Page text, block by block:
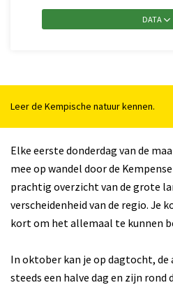
DATA
Leer de Kempische natuur kennen.
Elke eerste donderdag van de
mee op wandel door de
prachtig overzicht van de grote
verscheidenheid van de regio. Je
kort om het allemaal te kunnen
In oktober kan je op dagtocht, de
steeds een halve dag en zijn rond